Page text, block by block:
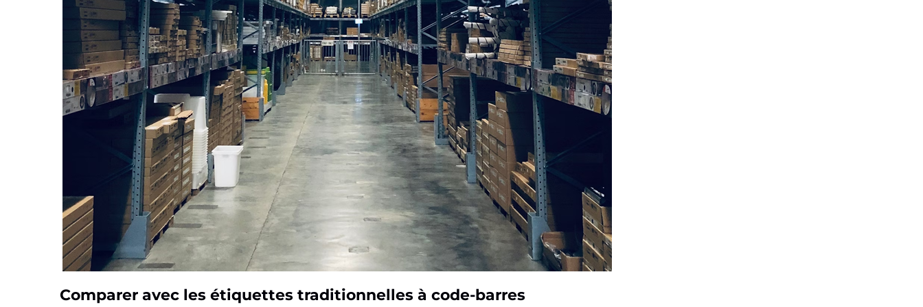
Comparer avec les étiquettes traditionnelles à code-barres